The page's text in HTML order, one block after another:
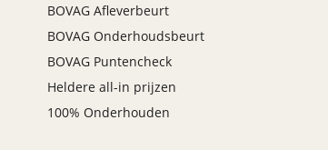
BOVAG Afleverbeurt
BOVAG Onderhoudsbeurt
BOVAG Puntencheck
Heldere all-in prijzen
100% Onderhouden